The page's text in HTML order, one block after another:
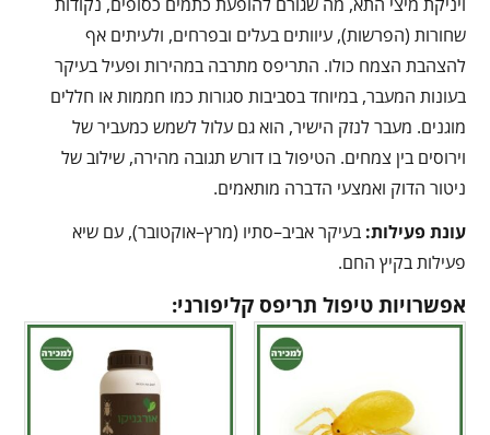
שחורות (הפרשות), עיוותים בעלים ובפרחים, ולעיתים אף
להצהבת הצמח כולו. התריפס מתרבה במהירות ופעיל בעיקר
בעונות המעבר, במיוחד בסביבות סגורות כמו חממות או חללים
מוגנים. מעבר לנזק הישיר, הוא גם עלול לשמש כמעביר של
וירוסים בין צמחים. הטיפול בו דורש תגובה מהירה, שילוב של
ניטור הדוק ואמצעי הדברה מותאמים.
עונת פעילות: בעיקר אביב–סתיו (מרץ–אוקטובר), עם שיא
פעילות בקיץ החם.
אפשרויות טיפול תריפס קליפורני: